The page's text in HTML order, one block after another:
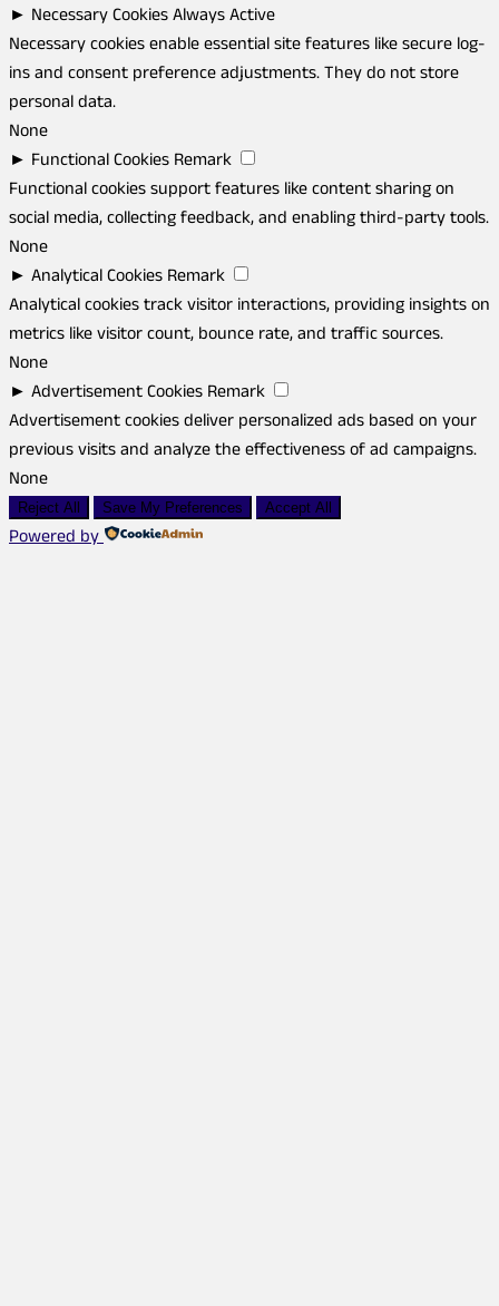
► Necessary CookiesAlways Active
Necessary cookies enable essential site features like secure log-
ins and consent preference adjustments. They do not store
personal data.
None
► Functional CookiesRemark
Functional cookies support features like content sharing on
social media, collecting feedback, and enabling third-party tools.
None
► Analytical CookiesRemark
Analytical cookies track visitor interactions, providing insights on
metrics like visitor count, bounce rate, and traffic sources.
None
► Advertisement CookiesRemark
Advertisement cookies deliver personalized ads based on your
previous visits and analyze the effectiveness of ad campaigns.
None
Reject All Save My Preferences Accept All
Powered by